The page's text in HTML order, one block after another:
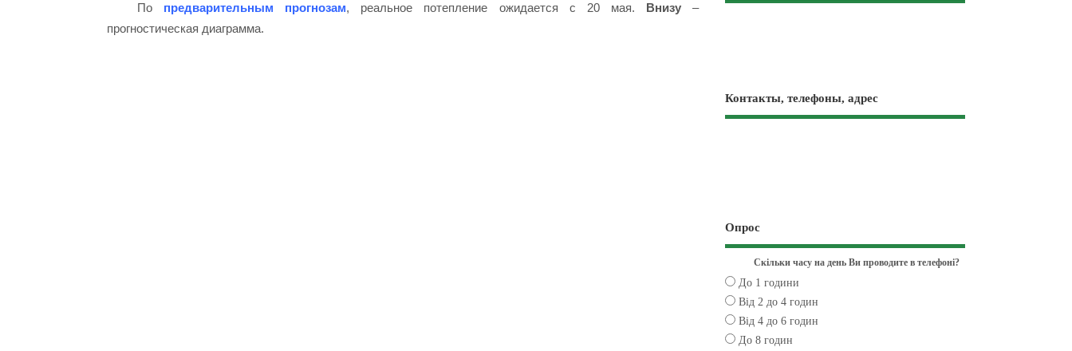
По предварительным прогнозам, реальное потепление ожидается с 20 мая. Внизу –
прогностическая диаграмма.
Контакты, телефоны, адрес
Опрос
Скільки часу на день Ви проводите в телефоні?
До 1 години
Від 2 до 4 годин
Від 4 до 6 годин
До 8 годин